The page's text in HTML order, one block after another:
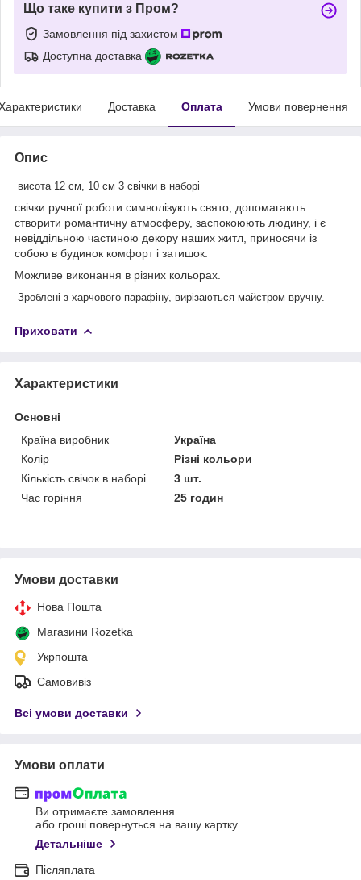
Що таке купити з Пром?
Замовлення під захистом
Доступна доставка
Доставка Оплата Умови повернення
Опис
висота 12 см, 10 см 3 свічки в наборі
свічки ручної роботи символізують свято, допомагають
створити романтичну атмосферу, заспокоюють людину, і є
невіддільною частиною декору наших житл, приносячи із
собою в будинок комфорт і затишок.
Можливе виконання в різних кольорах.
Зроблені з харчового парафіну, вирізаються майстром вручну.
Приховати
Характеристики
Основні
Країна виробник
Україна
Колір
Різні кольори
Кількість свічок в наборі
3 шт.
Час горіння
25 годин
Умови доставки
Нова Пошта
Магазини Rozetka
Укрпошта
Самовивіз
Всі умови доставки
Умови оплати
Ви отримаєте замовлення
або гроші повернуться на вашу картку
Детальніше
Післяплата